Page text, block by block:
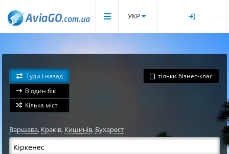
УКР
Туди і назад
В один бік
Кілька міст
тільки бізнес-клас
Варшава, Краків,Кишинів,Бухарест